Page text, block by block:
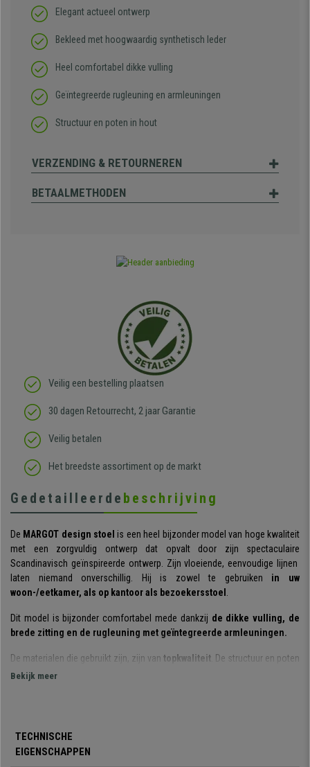
Elegant actueel ontwerp
Bekleed met hoogwaardig synthetisch leder
Heel comfortabel dikke vulling
Geïntegreerde rugleuning en armleuningen
Structuur en poten in hout
VERZENDING & RETOURNEREN
BETAALMETHODEN
Veilig een bestelling plaatsen
30 dagen Retourrecht, 2 jaar Garantie
Veilig betalen
Het breedste assortiment op de markt
Gedetailleerde beschrijving
De MARGOT design stoel is een heel bijzonder model van hoge kwaliteit
met een zorgvuldig ontwerp dat opvalt door zijn spectaculaire
Scandinavisch geïnspireerde ontwerp. Zijn vloeiende, eenvoudige lijnen
laten niemand onverschillig. Hij is zowel te gebruiken in uw
woon-/eetkamer, als op kantoor als bezoekersstoel .
Dit model is bijzonder comfortabel mede dankzij de dikke vulling, de
brede zitting en de rugleuning met geïntegreerde armleuningen.
De materialen die gebruikt zijn, zijn van topkwaliteit . De structuur en poten
zijn gemaakt van
Bij Bureaustoelpro vindt u hem nu voor een werkelijk geweldige prijs. Mis
deze kans niet en geef uw huis een verfrissende design touch!
Bekijk meer
TECHNISCHE
EIGENSCHAPPEN